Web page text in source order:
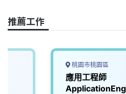
o
k
n
k
推薦工作
桃園市桃園區
應用工程師